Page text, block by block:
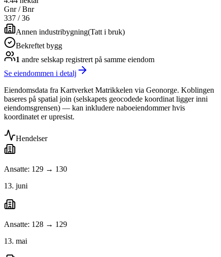
Gnr / Bnr
337 /36
Annen industribygning(Tatt i bruk)
Bekreftet bygg
1 andre selskap registrert på samme eiendom
Se eiendommen i detalj
Eiendomsdata fra Kartverket Matrikkelen via Geonorge. Koblingen
baseres på spatial join (selskapets geocodede koordinat ligger inni
eiendomsgrensen) — kan inkludere naboeiendommer hvis
koordinatet er upresist.
Hendelser
Ansatte: 129 → 130
13. juni
Ansatte: 128 → 129
13. mai